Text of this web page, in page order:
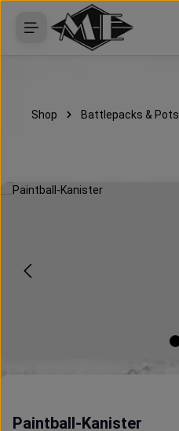
Zum Hauptinhalt springen
Shop Battlepacks & Pots
Bildergalerie überspringen
Paintball-Kanister